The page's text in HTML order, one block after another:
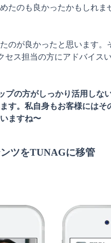
たのも良かったかもしれま
のが良かったと思います。
セス担当の方にアドバイス
プの方がしっかり活用しな
す。私自身もお客様にはそ
ますね〜
ツをTUNAGに移管